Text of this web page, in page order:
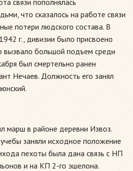
связи пополнялась
что сказалось на работе связи
потери людского состава. В
г., дивизии было присвоено
вызвало большой подъем среди
был смертельно ранен
Нечаев. Должность его занял
марш в районе деревни Извоз.
заняли исходное положение
пехоты была дана связь с НП
и на КП 2-го эшелона.